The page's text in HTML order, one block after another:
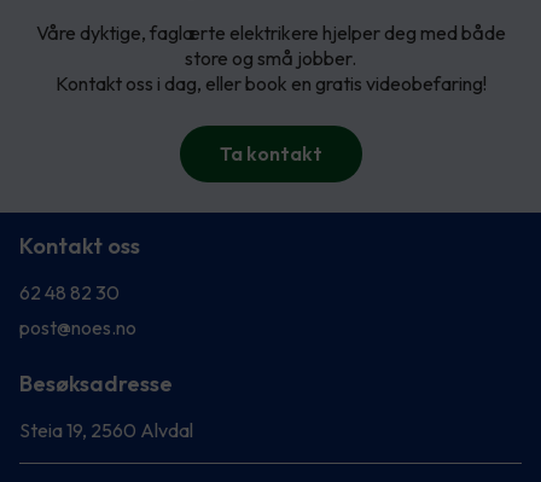
Våre dyktige, faglærte elektrikere hjelper deg med både
store og små jobber.
Kontakt oss i dag, eller book en gratis videobefaring!
Ta kontakt
Kontakt oss
62 48 82 30
post@noes.no
Besøksadresse
Steia 19, 2560 Alvdal